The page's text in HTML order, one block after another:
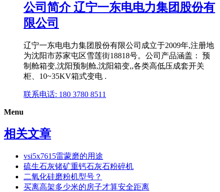
公司简介 辽宁一东电电力集团股份有
限公司
辽宁一东电电力集团股份有限公司成立于2009年,注册地
为沈阳市苏家屯区雪莲街18818号。公司产品涵盖： 预
制舱箱变,沈阳预制舱,沈阳箱变,,各类高低压成套开关
柜、10~35KV箱式变电 .
联系电话: 180 3780 8511
Menu
相关文章
vsi5x7615雷蒙磨的用途
硫生石灰锗矿重钙石灰石粉碎机
二氧化硅磨粉机型号？
买离高架多少米的房子才算安全距离